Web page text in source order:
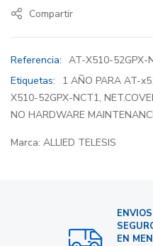
Compartir
Referencia: AT-X510-52GPX-
Etiquetas:
1 AÑO PARA AT-
X510-52GPX-NCT1,
NO HARDWARE
Marca: ALLIED TELESIS
EN